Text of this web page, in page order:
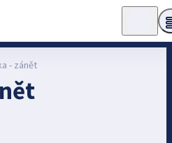
- zánět